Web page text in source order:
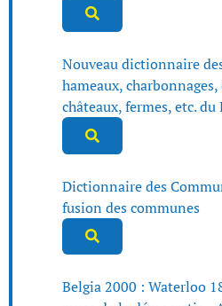
Nouveau dictionnaire
hameaux,
châteaux, fermes, etc.
Dictionnaire des
fusion des communes
Belgia 2000 : Waterloo